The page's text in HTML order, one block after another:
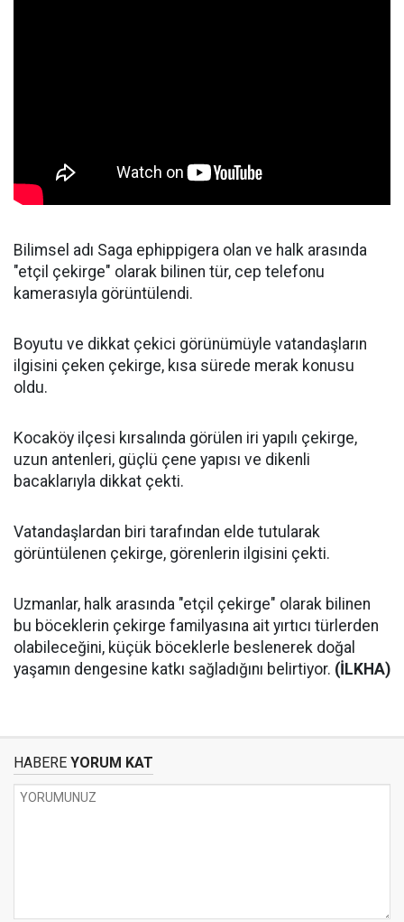
Bilimsel adı Saga ephippigera olan ve halk arasında
"etçil çekirge" olarak bilinen tür, cep telefonu
kamerasıyla görüntülendi.
Boyutu ve dikkat çekici görünümüyle vatandaşların
ilgisini çeken çekirge, kısa sürede merak konusu
oldu.
Kocaköy ilçesi kırsalında görülen iri yapılı çekirge,
uzun antenleri, güçlü çene yapısı ve dikenli
bacaklarıyla dikkat çekti.
Vatandaşlardan biri tarafından elde tutularak
görüntülenen çekirge, görenlerin ilgisini çekti.
Uzmanlar, halk arasında "etçil çekirge" olarak bilinen
bu böceklerin çekirge familyasına ait yırtıcı türlerden
olabileceğini, küçük böceklerle beslenerek doğal
yaşamın dengesine katkı sağladığını belirtiyor. (İLKHA)
HABERE YORUM KAT